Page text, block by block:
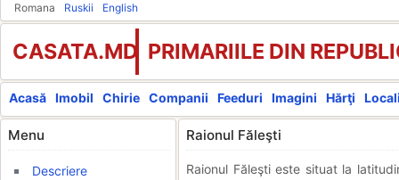
Romana Ruskii English
CASATA.MD PRIMARIILE DIN
Acasă Imobil Chirie Companii Feeduri Imagini Hărţi
Menu
Descriere
Raionul Făleşti
Raionul Făleşti este situat la